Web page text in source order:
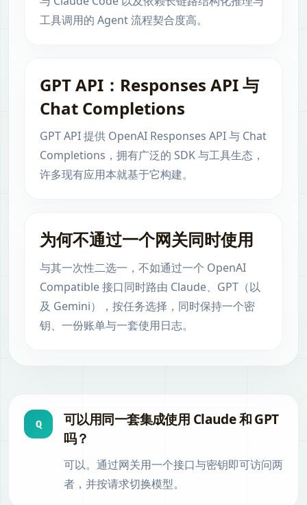
工具调用的 Agent 流程契合度高。
GPT API：Responses API 与
Chat Completions
GPT API 提供 OpenAI Responses API 与 Chat
Completions，拥有广泛的 SDK 与工具生态，
许多现有应用本就基于它构建。
为何不通过一个网关同时使用
与其一次性二选一，不如通过一个 OpenAI
Compatible 接口同时路由 Claude、GPT（以
及 Gemini），按任务选择，同时保持一个密
钥、一份账单与一套使用日志。
Q
可以用同一套集成使用 Claude 和 GPT
吗？
可以。通过网关用一个接口与密钥即可访问两
者，并按请求切换模型。